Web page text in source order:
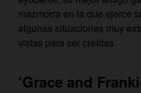
mazmorra en la que ejerce
algunas situaciones muy
vistas para ser creídas.
‘Grace and